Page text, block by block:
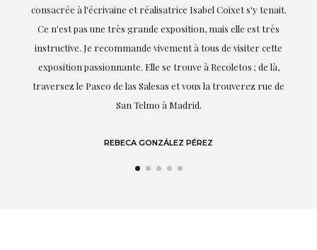
consacrée à l'écrivaine et réalisatrice Isabel Coixet s'y tenait.
Ce n'est pas une très grande exposition, mais elle est très
instructive. Je recommande vivement à tous de visiter cette
exposition passionnante. Elle se trouve à Recoletos ; de là,
traversez le Paseo de las Salesas et vous la trouverez rue de
San Telmo à Madrid.
REBECA GONZÁLEZ PÉREZ